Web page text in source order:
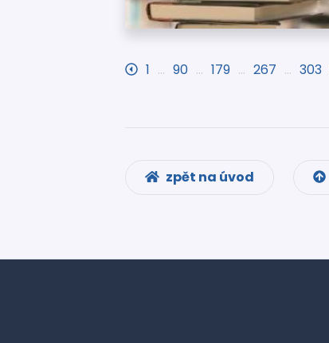
1 … 90 … 179 … 267 … 303
zpět na úvod